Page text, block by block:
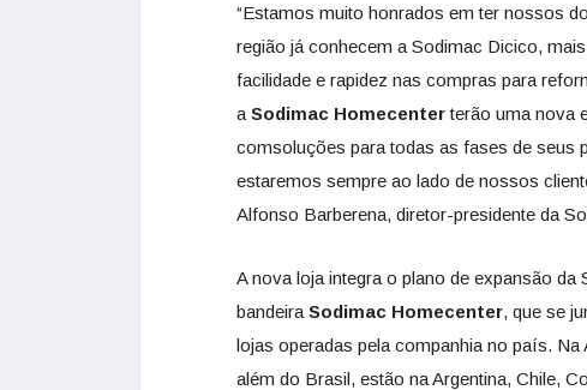
“Estamos muito honrados em ter nossos
região já conhecem a Sodimac Dicico,
facilidade e rapidez nas compras para
a Sodimac Homecenterterão uma nova
comsoluções para todas as fases de seus
estaremos sempre ao lado de nossos
Alfonso Barberena, diretor-presidente da
A nova loja integra o plano de expansão
bandeira Sodimac Homecenter, que se
lojas operadas pela companhia no país.
além do Brasil, estão na Argentina, Chile,